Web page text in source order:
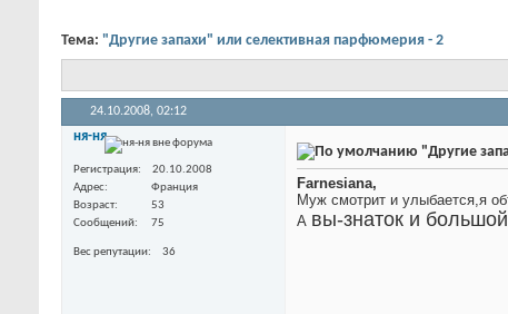
Тема: "Другие запахи" или селективная парфюмерия - 2
24.10.2008, 02:12
ня-ня
Регистрация
20.10.2008
Адрес
Франция
Возраст
53
Сообщений
75
Вес репутации 36
"Другие
Farnesiana,
Муж смотрит и улыбается,я
А вы-знаток и